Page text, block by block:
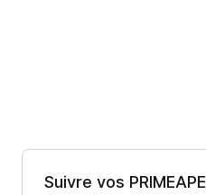
Suivre vos PRIMEAPE